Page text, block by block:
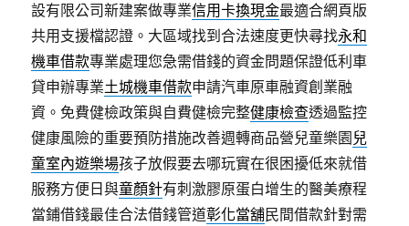
設有限公司新建案做專業信用卡換現金最適合網頁版
共用支援檔認證。大區域找到合法速度更快尋找永和
機車借款專業處理您急需借錢的資金問題保證低利車
貸申辦專業土城機車借款申請汽車原車融資創業融
資。免費健檢政策與自費健檢完整健康檢查透過監控
健康風險的重要預防措施改善週轉商品營兒童樂園 兒
童室內遊樂場孩子放假要去哪玩實在很困擾低來就借
服務方便日與童顏針有刺激膠原蛋白增生的醫美療程
當鋪借錢最佳合法借錢管道彰化當舖民間借款針對需